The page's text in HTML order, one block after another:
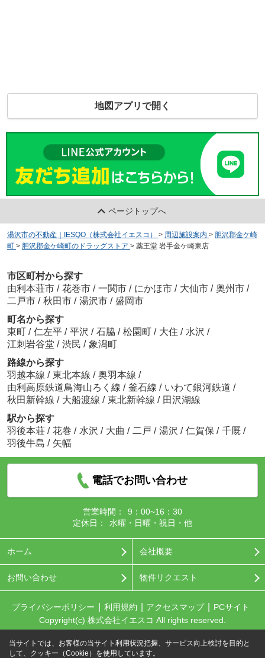
地図アプリで開く
ページトップへ
湯沢市の不動産｜IESQO（株式会社イエスコ） > 周辺施設案内 > 胆沢郡金ケ崎
町 > 胆沢郡金ケ崎町のドラッグストア > 薬王堂 岩手金ケ崎東店
市区町村から探す
由利本荘市 / 花巻市 / 一関市 / にかほ市 / 大仙市 / 奥州市 /
二戸市 / 秋田市 / 湯沢市 / 盛岡市
町名から探す
東町 / 仁左平 / 平沢 / 石脇 / 松園町 / 大住 / 水沢 /
江刺岩谷堂 / 渋民 / 象潟町
路線から探す
羽越本線 / 東北本線 / 奥羽本線 /
由利高原鉄道鳥海山ろく線 / 釜石線 / いわて銀河鉄道 /
秋田新幹線 / 大船渡線 / 東北新幹線 / 田沢湖線
駅から探す
羽後本荘 / 花巻 / 水沢 / 大曲 / 二戸 / 湯沢 / 仁賀保 / 千厩 /
羽後牛島 / 矢幅
電話でお問い合わせ
営業時間：
9：00~16：30
定休日：
水曜・日曜・祝日・他
ホーム 会社概要
お問い合わせ 物件リクエスト
プライバシーポリシー 利用規約 アクセスマップ
PCサイト
Copyright(c) 株式会社イエスコ All rights reserved.
当サイトでは、お客様の当サイト利用状況把握、サービス向上検討を目的と
して、クッキー（Cookie）を使用しています。